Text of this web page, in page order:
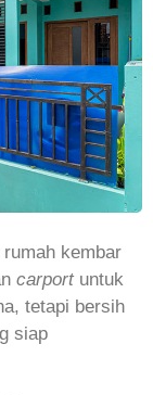
kembar
carportuntuk
tetapi bersih
siap